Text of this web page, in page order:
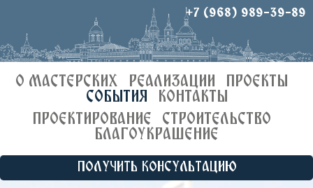
+7 (968) 989-39-89
О МАСТЕРСКИХ РЕАЛИЗАЦИИ
ПРОЕКТЫ
СОБЫТИЯ
КОНТАКТЫ
ПРОЕКТИРОВАНИЕ
СТРОИТЕЛЬСТВО
БЛАГОУКРАШЕНИЕ
ПОЛУЧИТЬ КОНСУЛЬТАЦИЮ